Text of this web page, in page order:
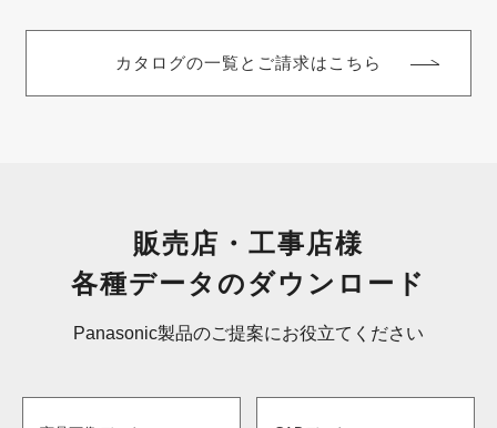
カタログの一覧とご請求はこちら
販売店・工事店様
各種データのダウンロード
Panasonic製品のご提案にお役立てください